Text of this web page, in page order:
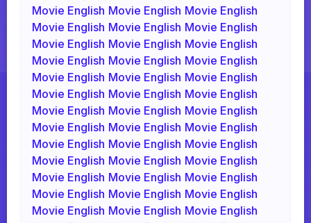
Movie English Movie English Movie English
Movie English Movie English Movie English
Movie English Movie English Movie English
Movie English Movie English Movie English
Movie English Movie English Movie English
Movie English Movie English Movie English
Movie English Movie English Movie English
Movie English Movie English Movie English
Movie English Movie English Movie English
Movie English Movie English Movie English
Movie English Movie English Movie English
Movie English Movie English Movie English
Movie English Movie English Movie English